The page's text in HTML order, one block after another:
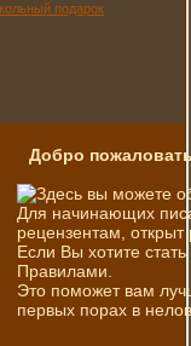
Добро
Здесь вы можете
Для начинающих
рецензентам, открыт
Если Вы хотите
Правилами.
Это поможет вам
первых порах в